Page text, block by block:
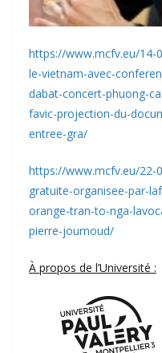
https://www.mcfv.eu/14-
le-vietnam-avec-
dabat-concert-phuong-
favic-projection-du-
entree-gra/
https://www.mcfv.eu/22-
gratuite-organisee-par-
orange-tran-to-nga-
pierre-journoud/
À propos de l’Université :